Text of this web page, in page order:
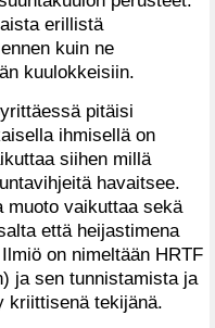
erillistä
kuin ne
kuulokkeisiin.
pitäisi
ihmisellä on
siihen millä
havaitsee.
muoto vaikuttaa sekä
että heijastimena
on nimeltään HRTF
ja sen tunnistamista ja
kriittisenä tekijänä.